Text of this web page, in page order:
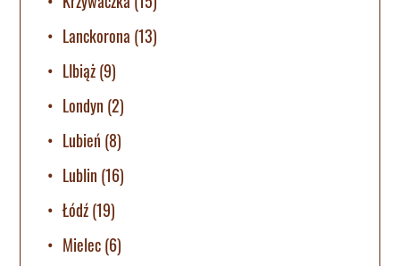
Lanckorona (13)
LIbiąż(9)
Londyn (2)
Lubień (8)
Lublin (16)
Łódź(19)
Mielec(6)